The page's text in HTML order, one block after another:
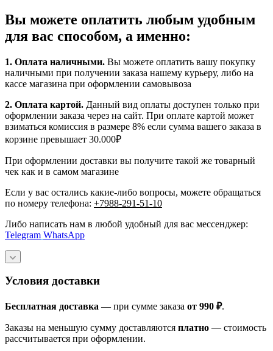
Вы можете оплатить любым удобным
для вас способом, а именно:
1. Оплата наличными. Вы можете оплатить вашу покупку
наличными при получении заказа нашему курьеру, либо на
кассе магазина при оформлении самовывоза
2. Оплата картой. Данный вид оплаты доступен только при
оформлении заказа через на сайт. При оплате картой может
взиматься комиссия в размере 8% если сумма вашего заказа в
корзине превышает 30.000₽
При оформлении доставки вы получите такой же товарный
чек как и в самом магазине
Если у вас остались какие-либо вопросы, можете обращаться
по номеру телефона: +7988-291-51-10
Либо написать нам в любой удобный для вас мессенджер:
Telegram WhatsApp
Условия доставки
Бесплатная доставка — при сумме заказа от 990 ₽.
Заказы на меньшую сумму доставляются платно — стоимость
рассчитывается при оформлении.